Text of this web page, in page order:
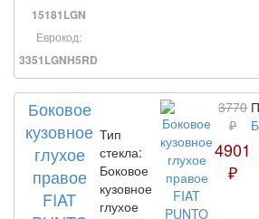
15181LGN
Еврокод:
3351LGNH5RD
Боковое
кузовное
глухое
правое
FIAT
Тип
стекла:
Боковое
кузовное
глухое
3770
₽
4901
₽